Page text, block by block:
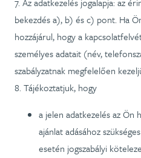
bekezdés a), b) és c) pont. Ha
hozzájárul, hogy a
személyes adatait (név,
szabályzatnak megfelelően
8. Tájékoztatjuk, hogy
a jelen adatkezelés az Ön
ajánlat adásához
esetén jogszabályi